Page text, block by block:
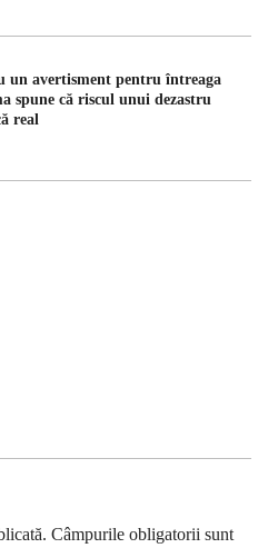
un avertisment pentru întreaga
spune că riscul unui dezastru
real
Câmpurile obligatorii sunt